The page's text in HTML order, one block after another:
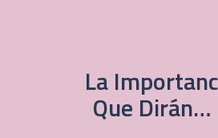
La
Que Dirán…